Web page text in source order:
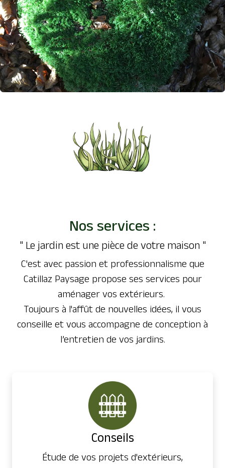
Nos services :
" Le jardin est une pièce de votre maison "
C'est avec passion et professionnalisme que
Catillaz Paysage propose ses services pour
aménager vos extérieurs.
Toujours à l'affût de nouvelles idées, il vous
conseille et vous accompagne de conception à
l’entretien de vos jardins.
Conseils
Étude de vos projets d'extérieurs,